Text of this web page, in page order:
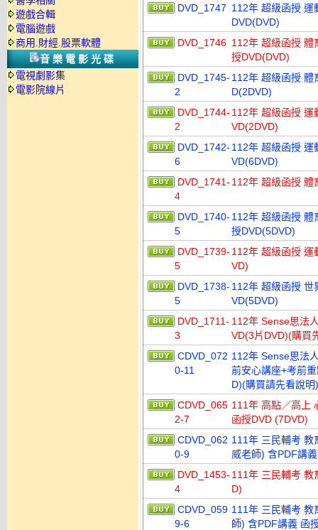
遊戲合輯
電腦遊戲
商用.財經.股票軟體
音樂電影光碟
電視劇影集
電影院線片
DVD_1747 112年 超級函授 運
DVD(DVD)
DVD_1746 112年 超級函授 體
授DVD(DVD)
DVD_1745-
2
112年 超級函授 體
D(2DVD)
DVD_1744-
2
112年 超級函授 運
VD(2DVD)
DVD_1742-
6
112年 超級函授 運
VD(6DVD)
DVD_1741-
4
112年 超級函授 體
DVD_1740-
5
112年 超級函授 體
授DVD(5DVD)
DVD_1739-
5
112年 超級函授 運
VD)
DVD_1738-
5
112年 超級函授 世
VD(5DVD)
DVD_1711-
3
112年 Sense思法
VD(3片DVD)(購買
CDVD_072
0-11
112年 Sense思法
前安心講座+考前
D)(購買請先看說明)
CDVD_065
2-7
111年 高點／高上
函授DVD (7DVD)
CDVD_062
0-9
111年 三民輔考 教
威老師) 含PDF講
DVD_1453-
4
111年 三民輔考 教
D)
CDVD_059
9-6
111年 三民輔考 教
師) 含PDF講義 函